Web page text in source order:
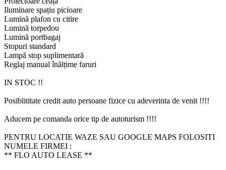
Iluminare spațiu picioare
Lumină plafon cu citire
Lumină torpedou
Lumină portbagaj
Stopuri standard
Lampă stop suplimentară
Reglaj manual înălțime faruri
IN STOC !!
Posiblititate credit auto persoane fizice cu adeverinta de venit !!!!
Aducem pe comanda orice tip de autoturism !!!!
PENTRU LOCATIE WAZE SAU GOOGLE MAPS FOLOSITI
NUMELE FIRMEI :
** FLO AUTO LEASE **